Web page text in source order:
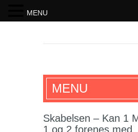
SKRIFTEN
MENU
Skabelsen – Kan 1
1 og 2 forenes med
MENU